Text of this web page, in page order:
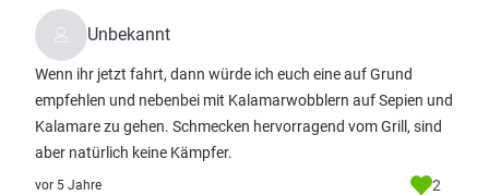
Unbekannt
Wenn ihr jetzt fahrt, dann würde ich euch eine auf Grund
empfehlen und nebenbei mit Kalamarwobblern auf Sepien und
Kalamare zu gehen. Schmecken hervorragend vom Grill, sind
aber natürlich keine Kämpfer.
vor 5 Jahre 2